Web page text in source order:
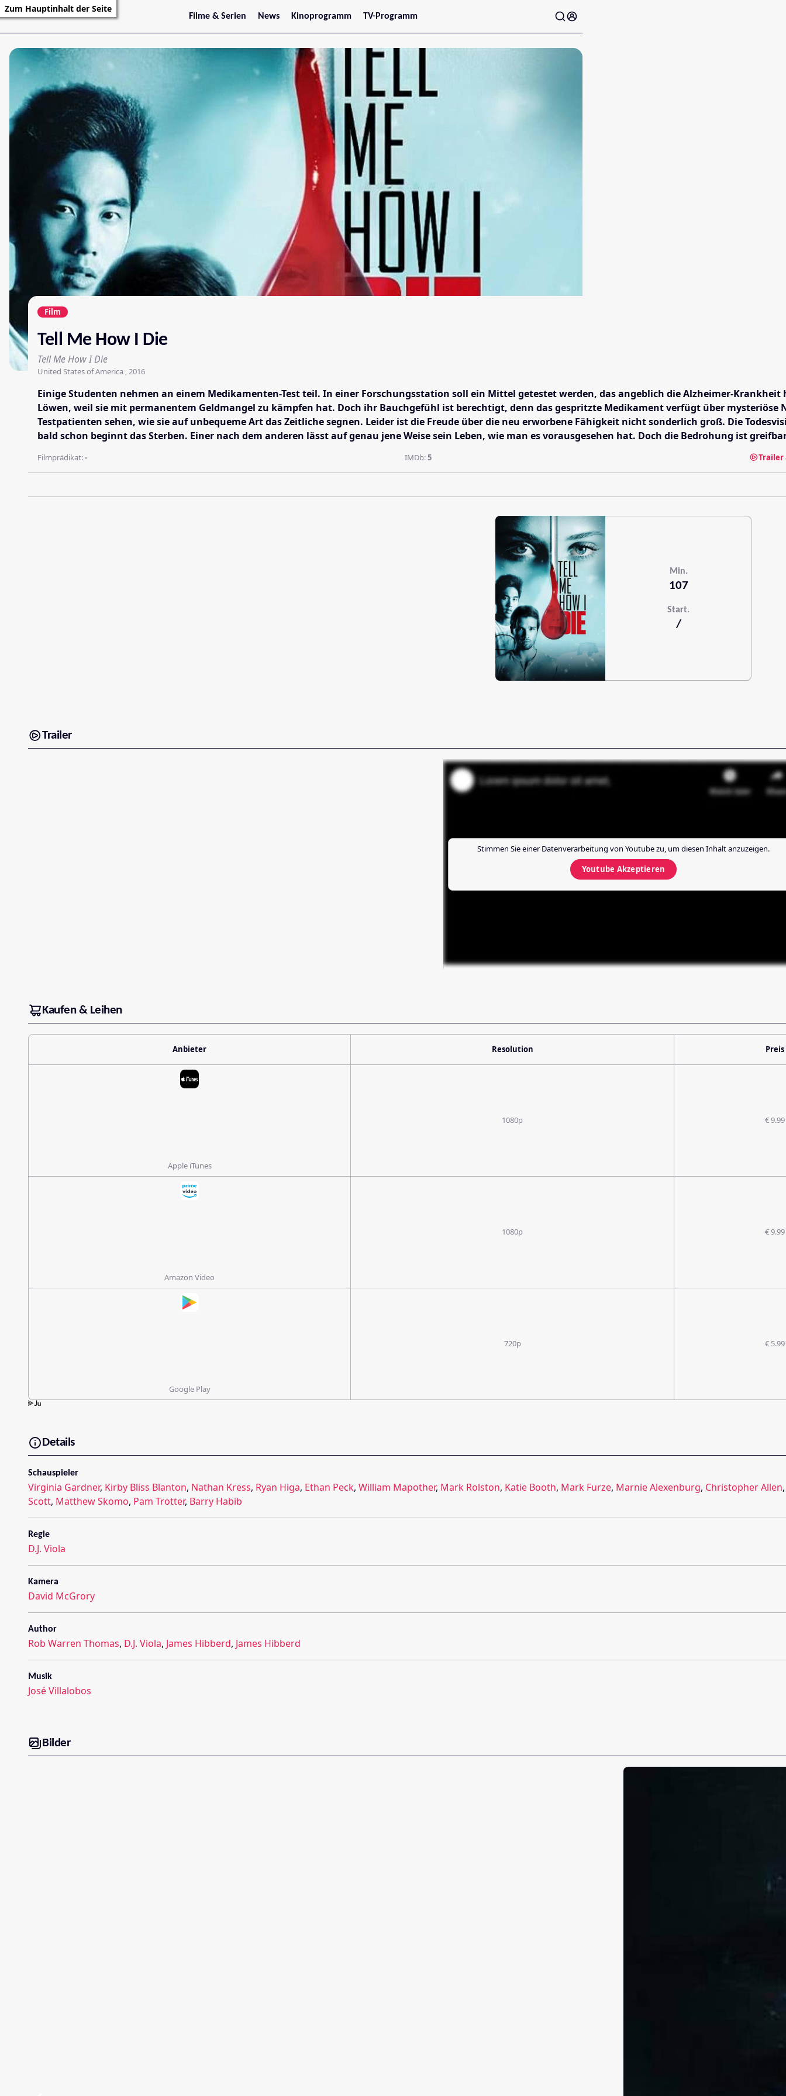
Zum Hauptinhalt der Seite
Filme & Serien
Trailer
News
Stars
Kinoprogramm
Jetzt im Kino
Wien
Niederösterreich
Oberösterreich
Steiermark
Burgenland
Kärnten
Salzburg
Tirol
Vorarlberg
TV-Programm
Film
Tell Me How I Die
Tell Me How I Die
United States of America , 2016
Einige Studenten nehmen an einem Medikamenten-Test teil. In einer Forschungsstation soll ein Mittel getestet werden, das angeblich die Alzheimer-
Löwen, weil sie mit permanentem Geldmangel zu kämpfen hat. Doch ihr Bauchgefühl ist berechtigt, denn das gespritzte Medikament verfügt über
Testpatienten sehen, wie sie auf unbequeme Art das Zeitliche segnen. Leider ist die Freude über die neu erworbene Fähigkeit nicht sonderlich groß. Die
bald schon beginnt das Sterben. Einer nach dem anderen lässt auf genau jene Weise sein Leben, wie man es vorausgesehen hat. Doch die Bedrohung ist
Filmprädikat:- IMDb:5 Trailer
Min.
107
Start.
/
Trailer
Stimmen Sie einer Datenverarbeitung von Youtubezu, um diesen Inhalt anzuzeigen.
Youtube Akzeptieren
Kaufen & Leihen
Anbieter Resolution Preis
Apple iTunes
1080p € 9.99
Amazon Video
1080p € 9.99
Google Play
720p € 5.99
Details
Schauspieler
Virginia Gardner, Kirby Bliss Blanton, Nathan Kress, Ryan Higa, Ethan Peck, William Mapother, Mark Rolston, Katie Booth, Mark Furze, Marnie Alexenburg, Christopher Allen
Scott, Matthew Skomo, Pam Trotter, Barry Habib
Regie
D.J. Viola
Kamera
David McGrory
Author
Rob Warren Thomas, D.J. Viola, James Hibberd, James Hibberd
Musik
José Villalobos
Bilder